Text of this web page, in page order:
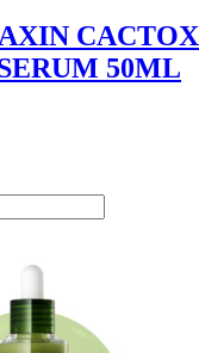
50ML